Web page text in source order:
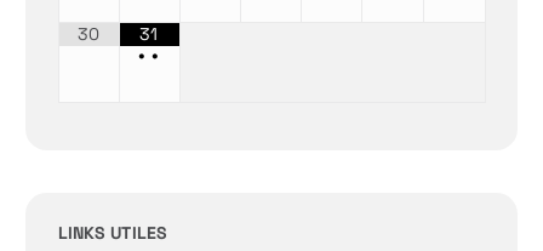
30
31
••
LINKS UTILES